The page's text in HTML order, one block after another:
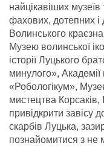
найцікавіших
фахових, дотепних і
Волинського
Музею волинської
історії Луцького
минулого», Академії
«Робологікум»,
мистецтва
привідкрити завісу
скарбів Луцька,
познайомитися з